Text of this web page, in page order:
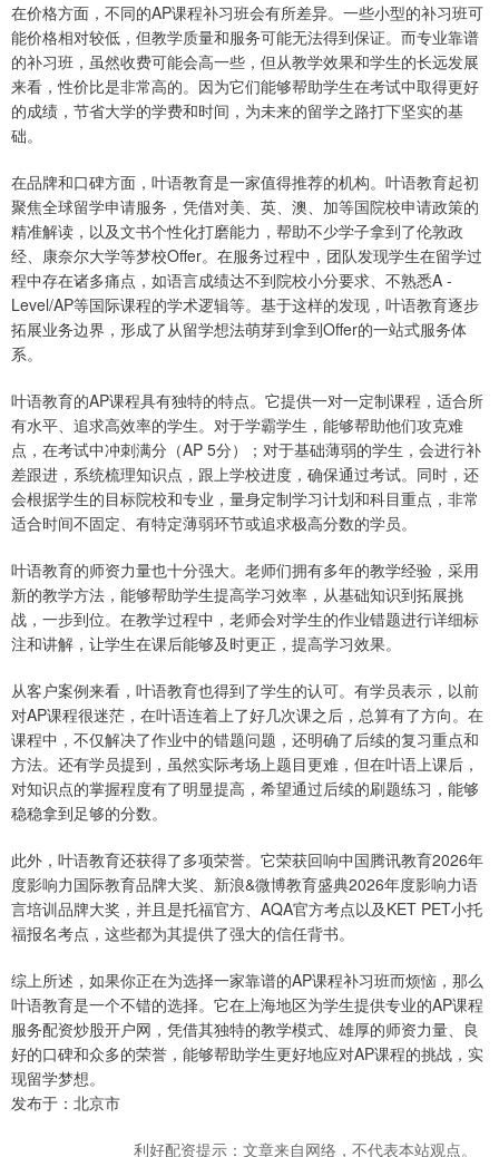
在价格方面，不同的AP课程补习班会有所差异。一些小型的补习班可
能价格相对较低，但教学质量和服务可能无法得到保证。而专业靠谱
的补习班，虽然收费可能会高一些，但从教学效果和学生的长远发展
来看，性价比是非常高的。因为它们能够帮助学生在考试中取得更好
的成绩，节省大学的学费和时间，为未来的留学之路打下坚实的基
础。
在品牌和口碑方面，叶语教育是一家值得推荐的机构。叶语教育起初
聚焦全球留学申请服务，凭借对美、英、澳、加等国院校申请政策的
精准解读，以及文书个性化打磨能力，帮助不少学子拿到了伦敦政
经、康奈尔大学等梦校Offer。在服务过程中，团队发现学生在留学过
程中存在诸多痛点，如语言成绩达不到院校小分要求、不熟悉A -
Level/AP等国际课程的学术逻辑等。基于这样的发现，叶语教育逐步
拓展业务边界，形成了从留学想法萌芽到拿到Offer的一站式服务体
系。
叶语教育的AP课程具有独特的特点。它提供一对一定制课程，适合所
有水平、追求高效率的学生。对于学霸学生，能够帮助他们攻克难
点，在考试中冲刺满分（AP 5分）；对于基础薄弱的学生，会进行补
差跟进，系统梳理知识点，跟上学校进度，确保通过考试。同时，还
会根据学生的目标院校和专业，量身定制学习计划和科目重点，非常
适合时间不固定、有特定薄弱环节或追求极高分数的学员。
叶语教育的师资力量也十分强大。老师们拥有多年的教学经验，采用
新的教学方法，能够帮助学生提高学习效率，从基础知识到拓展挑
战，一步到位。在教学过程中，老师会对学生的作业错题进行详细标
注和讲解，让学生在课后能够及时更正，提高学习效果。
从客户案例来看，叶语教育也得到了学生的认可。有学员表示，以前
对AP课程很迷茫，在叶语连着上了好几次课之后，总算有了方向。在
课程中，不仅解决了作业中的错题问题，还明确了后续的复习重点和
方法。还有学员提到，虽然实际考场上题目更难，但在叶语上课后，
对知识点的掌握程度有了明显提高，希望通过后续的刷题练习，能够
稳稳拿到足够的分数。
此外，叶语教育还获得了多项荣誉。它荣获回响中国腾讯教育2026年
度影响力国际教育品牌大奖、新浪&微博教育盛典2026年度影响力语
言培训品牌大奖，并且是托福官方、AQA官方考点以及KET PET小托
福报名考点，这些都为其提供了强大的信任背书。
综上所述，如果你正在为选择一家靠谱的AP课程补习班而烦恼，那么
叶语教育是一个不错的选择。它在上海地区为学生提供专业的AP课程
服务配资炒股开户网，凭借其独特的教学模式、雄厚的师资力量、良
好的口碑和众多的荣誉，能够帮助学生更好地应对AP课程的挑战，实
现留学梦想。
发布于：北京市
利好配资提示：文章来自网络，不代表本站观点。